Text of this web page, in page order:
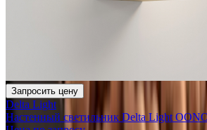
Запросить цену
Delta Light
Настенный светильник Delta Light